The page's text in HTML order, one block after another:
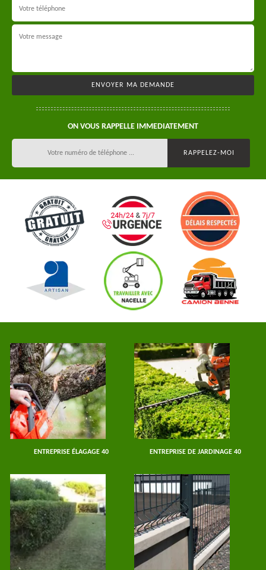
ON VOUS RAPPELLE IMMEDIATEMENT
ENTREPRISE ÉLAGAGE 40 ENTREPRISE DE JARDINAGE 40